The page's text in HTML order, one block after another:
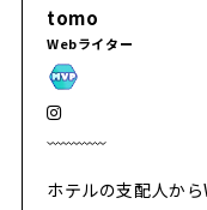
tomo
Webライター
ホテルの支配人か